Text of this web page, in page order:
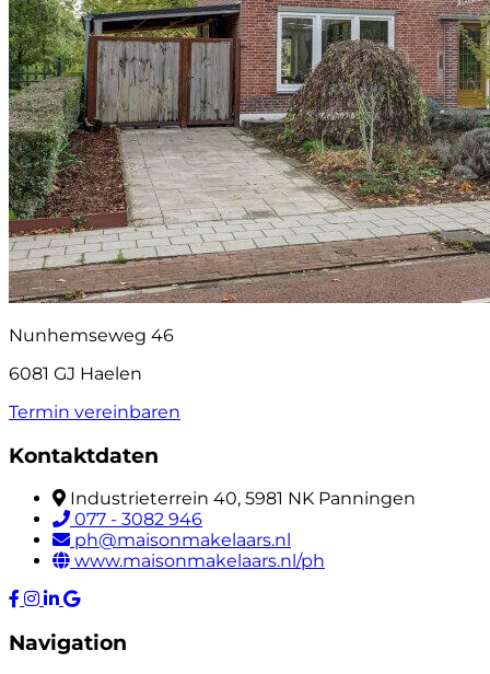
Nunhemseweg 46
6081 GJ Haelen
Termin vereinbaren
Kontaktdaten
Industrieterrein 40, 5981 NK Panningen
077 - 3082 946
ph@maisonmakelaars.nl
www.maisonmakelaars.nl/ph
Navigation